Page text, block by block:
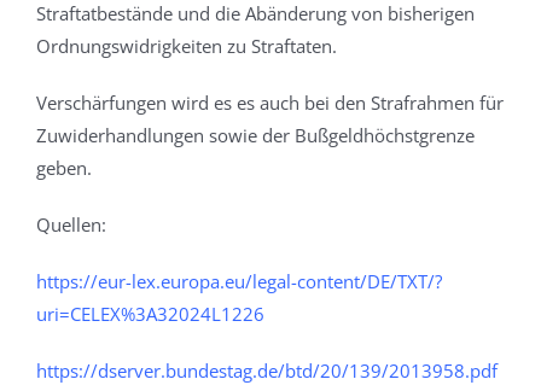
Straftatbestände und die Abänderung von bisherigen
Ordnungswidrigkeiten zu Straftaten.
Verschärfungen wird es es auch bei den Strafrahmen für
Zuwiderhandlungen sowie der Bußgeldhöchstgrenze
geben.
Quellen:
https://eur-lex.europa.eu/legal-content/DE/TXT/?
uri=CELEX%3A32024L1226
https://dserver.bundestag.de/btd/20/139/2013958.pdf